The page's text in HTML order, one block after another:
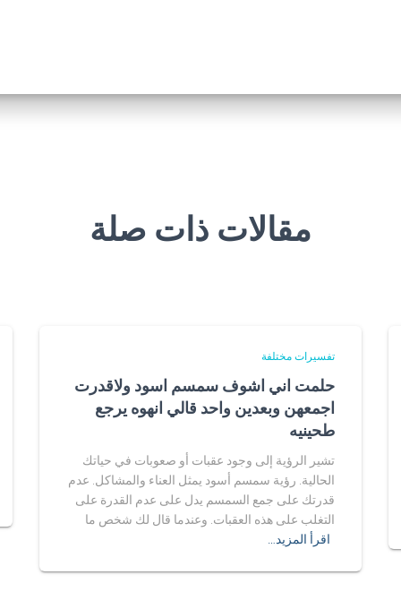
مقالات ذات صلة
تفسيرات مختلفة
حلمت اني اشوف سمسم اسود ولاقدرت
اجمعهن وبعدين واحد قالي انهوه يرجع
طحينيه
تشير الرؤية إلى وجود عقبات أو صعوبات في حياتك
الحالية. رؤية سمسم أسود يمثل العناء والمشاكل. عدم
قدرتك على جمع السمسم يدل على عدم القدرة على
التغلب على هذه العقبات. وعندما قال لك شخص ما
اقرأ المزيد…